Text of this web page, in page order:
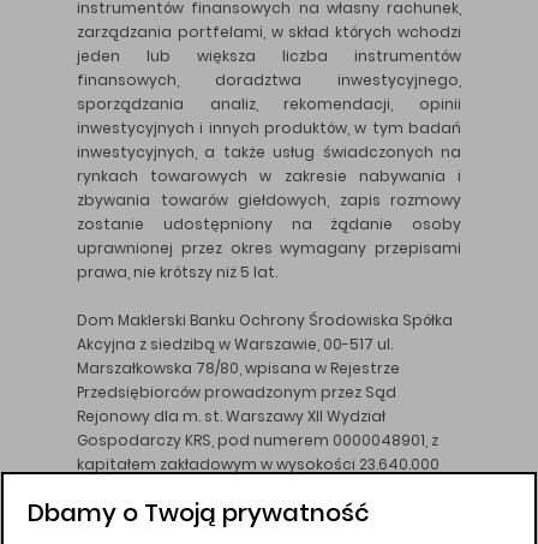
instrumentów finansowych na własny rachunek,
zarządzania portfelami, w skład których wchodzi
jeden lub większa liczba instrumentów
finansowych, doradztwa inwestycyjnego,
sporządzania analiz, rekomendacji, opinii
inwestycyjnych i innych produktów, w tym badań
inwestycyjnych, a także usług świadczonych na
rynkach towarowych w zakresie nabywania i
zbywania towarów giełdowych, zapis rozmowy
zostanie udostępniony na żądanie osoby
uprawnionej przez okres wymagany przepisami
prawa, nie krótszy niż 5 lat.
Dom Maklerski Banku Ochrony Środowiska Spółka
Akcyjna z siedzibą w Warszawie, 00-517 ul.
Marszałkowska 78/80, wpisana w Rejestrze
Przedsiębiorców prowadzonym przez Sąd
Rejonowy dla m. st. Warszawy XII Wydział
Gospodarczy KRS, pod numerem 0000048901, z
kapitałem zakładowym w wysokości 23.640.000
DM BOŚ działa na podstawie zezwolenia KNF z dnia
Dbamy o Twoją prywatność